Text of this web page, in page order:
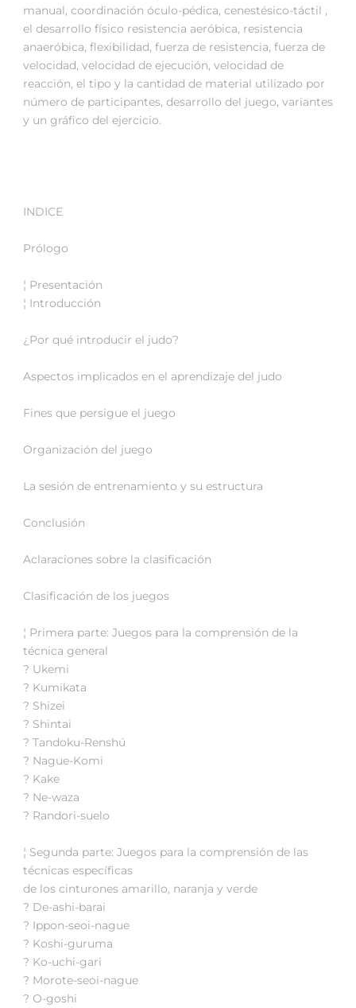
manual, coordinación óculo-pédica, cenestésico-táctil ,
el desarrollo físico resistencia aeróbica, resistencia
anaeróbica, flexibilidad, fuerza de resistencia, fuerza de
velocidad, velocidad de ejecución, velocidad de
reacción, el tipo y la cantidad de material utilizado por
número de participantes, desarrollo del juego, variantes
y un gráfico del ejercicio.
INDICE
Prólogo
¦ Presentación
¦ Introducción
¿Por qué introducir el judo?
Aspectos implicados en el aprendizaje del judo
Fines que persigue el juego
Organización del juego
La sesión de entrenamiento y su estructura
Conclusión
Aclaraciones sobre la clasificación
Clasificación de los juegos
¦ Primera parte: Juegos para la comprensión de la
técnica general
? Ukemi
? Kumikata
? Shizei
? Shintai
? Tandoku-Renshú
? Nague-Komi
? Kake
? Ne-waza
? Randori-suelo
¦ Segunda parte: Juegos para la comprensión de las
técnicas específicas
de los cinturones amarillo, naranja y verde
? De-ashi-barai
? Ippon-seoi-nague
? Koshi-guruma
? Ko-uchi-gari
? Morote-seoi-nague
? O-goshi